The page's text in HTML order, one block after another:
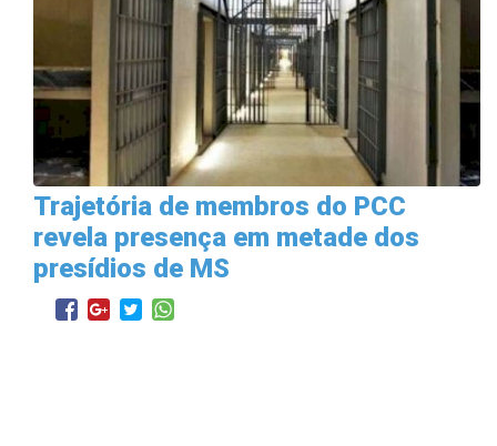
Trajetória de membros do PCC
revela presença em metade dos
presídios de MS